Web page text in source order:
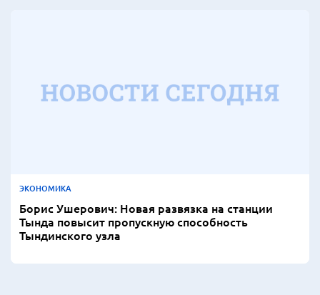
ЭКОНОМИКА
Борис Ушерович: Новая развязка на станции
Тында повысит пропускную способность
Тындинского узла